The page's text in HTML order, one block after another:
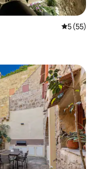
レビュー
5 (55)